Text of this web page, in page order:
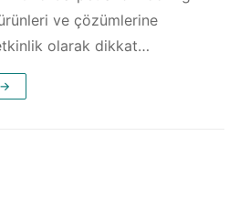
ve çözümlerine
olarak dikkat…